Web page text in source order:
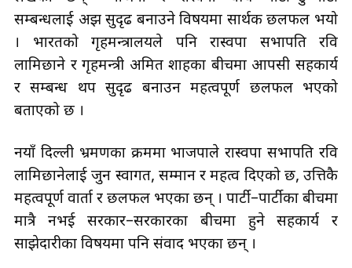
सम्बन्धलाई अझ सुदृढ बनाउने विषयमा सार्थक छलफल भयो
। भारतको गृहमन्त्रालयले पनि रास्वपा सभापति रवि
लामिछाने र गृहमन्त्री अमित शाहका बीचमा आपसी सहकार्य
र सम्बन्ध थप सुदृढ बनाउन महत्वपूर्ण छलफल भएको
बताएको छ ।
नयाँ दिल्ली भ्रमणका क्रममा भाजपाले रास्वपा सभापति रवि
लामिछानेलाई जुन स्वागत, सम्मान र महत्व दिएको छ, उत्तिकै
महत्वपूर्ण वार्ता र छलफल भएका छन् । पार्टी–पार्टीका बीचमा
मात्रै नभई सरकार–सरकारका बीचमा हुने सहकार्य र
साझेदारीका विषयमा पनि संवाद भएका छन् ।